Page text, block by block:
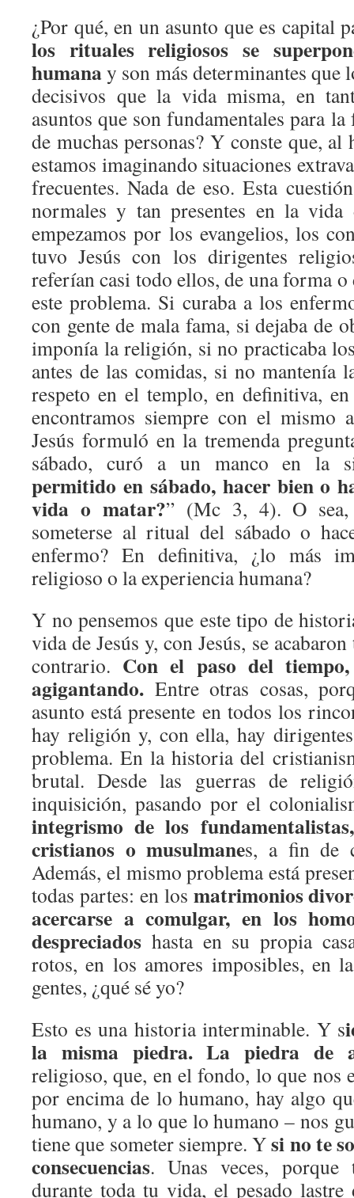
¿Por qué, en un asunto que es capital
los rituales religiosos se
humanay son más determinantes que
decisivos que la vida misma, en
asuntos que son fundamentales para
de muchas personas? Y conste que, al
estamos imaginando situaciones
frecuentes. Nada de eso. Esta
normales y tan presentes en la vida
empezamos por los evangelios, los
tuvo Jesús con los dirigentes
referían casi todo ellos, de una forma o
este problema. Si curaba a los
con gente de mala fama, si dejaba de
imponía la religión, si no practicaba
antes de las comidas, si no mantenía
respeto en el templo, en definitiva,
encontramos siempre con el mismo
Jesús formuló en la tremenda
sábado, curó a un manco en la
permitido en sábado, hacer bien o
vida o matar?” (Mc 3, 4). O
someterse al ritual del sábado o
enfermo? En definitiva, ¿lo más
religioso o la experiencia humana?
Y no pensemos que este tipo de
vida de Jesús y, con Jesús, se
contrario. Con el paso del
agigantando. Entre otras cosas,
asunto está presente en todos los
hay religión y, con ella, hay
problema. En la historia del
brutal. Desde las guerras de
inquisición, pasando por el
integrismo de los
cristianos o musulmanes, a fin de
Además, el mismo problema está
todas partes: en los matrimonios
acercarse a comulgar, en los
despreciados hasta en su propia
rotos, en los amores imposibles, en
gentes, ¿qué sé yo?
Esto es una historia interminable. Y s
la misma piedra. La piedra de
religioso, que, en el fondo, lo que nos
por encima de lo humano, hay algo
humano, y a lo que lo humano – nos
tiene que someter siempre. Ysi no te
consecuencias. Unas veces, porque
durante toda tu vida, el pesado lastre